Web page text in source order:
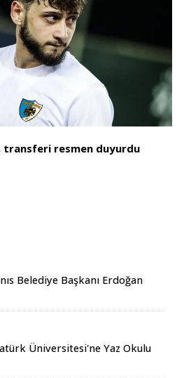
transferi resmen duyurdu
Belediye Başkanı Erdoğan
Üniversitesi'ne Yaz Okulu